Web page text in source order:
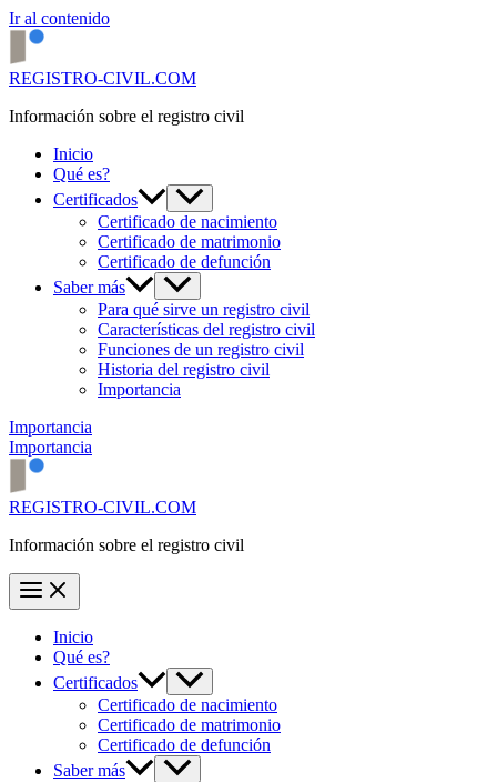
Ir al contenido
REGISTRO-CIVIL.COM
Información sobre el registro civil
Inicio
Qué es?
Certificados
Certificado de nacimiento
Certificado de matrimonio
Certificado de defunción
Saber más
Para qué sirve un registro civil
Características del registro civil
Funciones de un registro civil
Historia del registro civil
Importancia
Importancia
Importancia
REGISTRO-CIVIL.COM
Información sobre el registro civil
Inicio
Qué es?
Certificados
Certificado de nacimiento
Certificado de matrimonio
Certificado de defunción
Saber más